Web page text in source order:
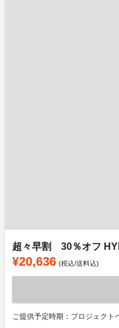
超々早割 30％オフ
¥20,636 (税込/送料込)
ご提供予定時期：プロジェクト